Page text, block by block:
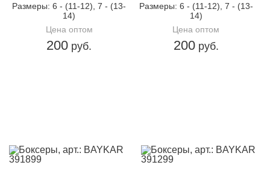
Размеры: 6 - (11-12), 7 - (13-
14)
Цена оптом
200 руб.
Размеры: 6 - (11-12), 7 - (13-
14)
Цена оптом
200руб.